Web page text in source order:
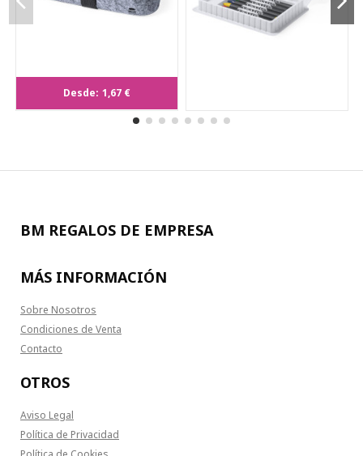
Estuche publicitario ECO en RPET
con tapa de bambú.
Desde: 1,67 €
BM REGALOS DE EMPRESA
MÁS INFORMACIÓN
Sobre Nosotros
Condiciones de Venta
Contacto
OTROS
Aviso Legal
Política de Privacidad